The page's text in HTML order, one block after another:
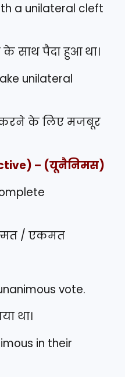
a unilateral cleft
साथ पैदा हुआ था।
unilateral
करने के लिए मजबूर
– (यूनैनिमस)
/ एकमत
vote.
था।
in their